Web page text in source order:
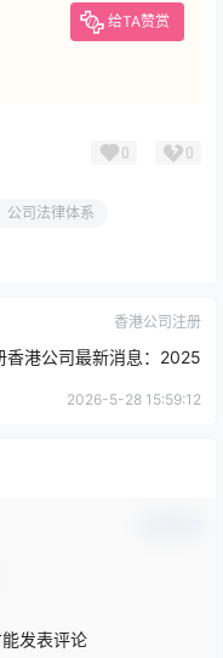
给TA赞赏
0 0
公司法律体系
香港公司注册
香港公司最新消息：2025
年新政策与行业趋势解析
2026-5-28 15:59:12
发表评论